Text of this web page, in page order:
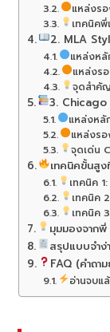
แหล่งร
เทคนิคพี่
2. MLA
แหล่งหลั
แหล่งร
จุดสำคั
3. Chicago
แหล่งหลั
แหล่งร
จุดเด่น
เทคนิคขั้นสูง
เทคนิค
เทคนิค
เทคนิค
มุมมองจาก
สรุปแบบจำง่
FAQ (คำถา
อ่านจบแ